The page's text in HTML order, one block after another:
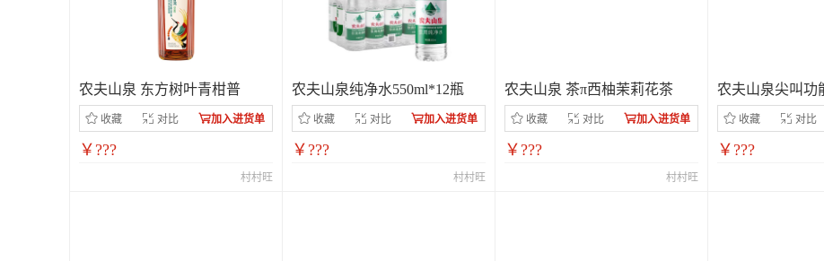
农夫山泉 东方树叶青柑普
收藏 对比 加入进货单
￥???
村村旺
农夫山泉纯净水550ml*12瓶
收藏 对比 加入进货单
￥???
村村旺
农夫山泉 茶π西柚茉莉花茶
收藏 对比 加入进货单
￥???
村村旺
农夫山泉尖叫功
收藏 对比
￥???